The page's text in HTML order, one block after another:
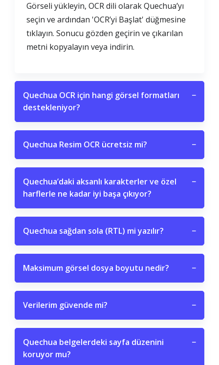
Görseli yükleyin, OCR dili olarak Quechua’yı
seçin ve ardından 'OCR’yi Başlat' düğmesine
tıklayın. Sonucu gözden geçirin ve çıkarılan
metni kopyalayın veya indirin.
Quechua OCR için hangi görsel formatları
destekleniyor?
−
Quechua Resim OCR ücretsiz mi? −
Quechua’daki aksanlı karakterler ve özel
harflerle ne kadar iyi başa çıkıyor?
−
Quechua sağdan sola (RTL) mi yazılır? −
Maksimum görsel dosya boyutu nedir? −
Verilerim güvende mi? −
Quechua belgelerdeki sayfa düzenini
koruyor mu?
−